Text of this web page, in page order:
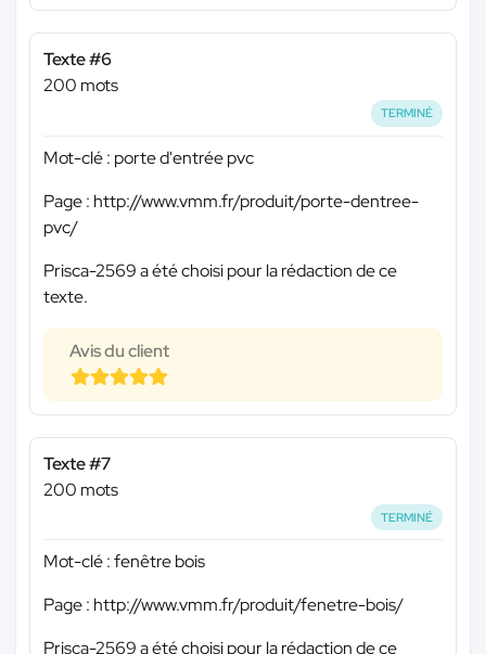
Texte #6
200 mots
TERMINÉ
Mot-clé : porte d'entrée pvc
Page : http://www.vmm.fr/produit/porte-dentree-
pvc/
Prisca-2569 a été choisi pour la rédaction de ce
texte.
Avis du client
Texte #7
200 mots
TERMINÉ
Mot-clé : fenêtre bois
Page : http://www.vmm.fr/produit/fenetre-bois/
Prisca-2569 a été choisi pour la rédaction de ce